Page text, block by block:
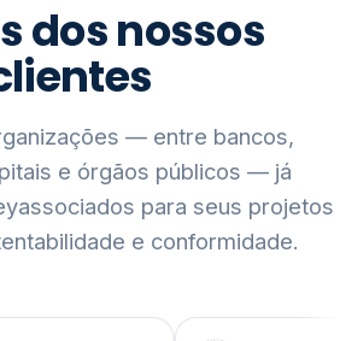
dos nossos
— entre bancos,
e órgãos públicos — já
para seus projetos
e conformidade.